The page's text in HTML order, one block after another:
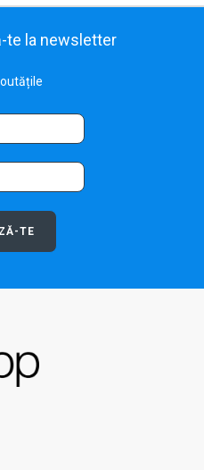
te la newsletter
TE